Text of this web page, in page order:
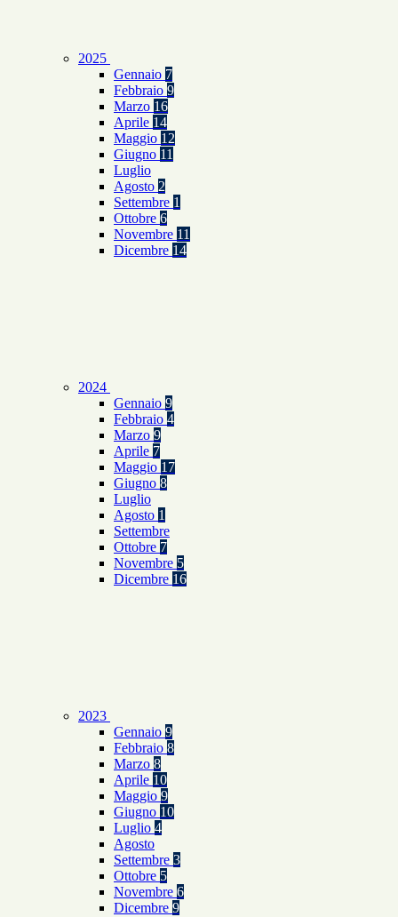
2025
Gennaio 7
Febbraio 9
Marzo 16
Aprile 14
Maggio 12
Giugno 11
Luglio
Agosto 2
Settembre 1
Ottobre 6
Novembre 11
Dicembre 14
2024
Gennaio 9
Febbraio 4
Marzo 9
Aprile 7
Maggio 17
Giugno 8
Luglio
Agosto 1
Settembre
Ottobre 7
Novembre 5
Dicembre 16
2023
Gennaio 9
Febbraio 8
Marzo 8
Aprile 10
Maggio 9
Giugno 10
Luglio 4
Agosto
Settembre 3
Ottobre 5
Novembre 6
Dicembre 9